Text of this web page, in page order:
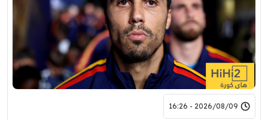
2026/08/09 - 16:26